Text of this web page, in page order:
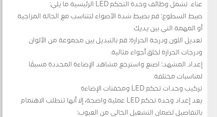
عناء. تشمل وظائف وحدة التحكم LED الرئيسية ما يلي:
ضبط السطوع: قم بضبط شدة الأضواء لتتناسب مع الحالة المزاجية
أو المهمة التي بين يديك.
تعديل اللون ودرجة الحرارة: قم بالتبديل بين مجموعة من الألوان
ودرجات الحرارة لخلق أجواء مثالية.
إعداد المشهد: اصنع واسترجع مشاهد الإضاءة المحددة مسبقًا
لمناسبات مختلفة.
تركيب وحدات تحكم LED ومخفتات الإضاءة
يعد إعداد وحدة تحكم LED عملية واضحة، إلا أنها تتطلب الاهتمام
بالتفاصيل لضمان التشغيل الخالي من العيوب: